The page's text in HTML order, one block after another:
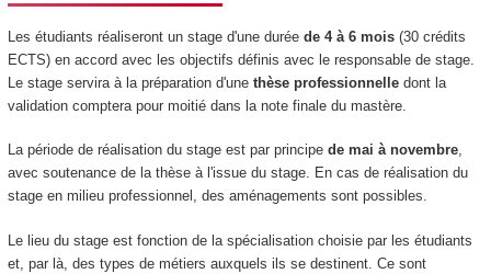
Les étudiants réaliseront un stage d'une durée de 4 à 6 mois(30 crédits
ECTS) en accord avec les objectifs définis avec le responsable de stage.
Le stage servira à la préparation d'une thèse professionnelledont la
validation comptera pour moitié dans la note finale du mastère.
La période de réalisation du stage est par principe de mai à novembre,
avec soutenance de la thèse à l'issue du stage. En cas de réalisation du
stage en milieu professionnel, des aménagements sont possibles.
Le lieu du stage est fonction de la spécialisation choisie par les étudiants
et, par là, des types de métiers auxquels ils se destinent. Ce sont